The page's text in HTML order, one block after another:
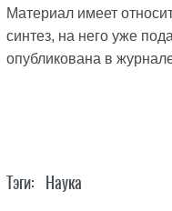
Материал имеет
синтез, на него уже
опубликована в
Тэги: Наука